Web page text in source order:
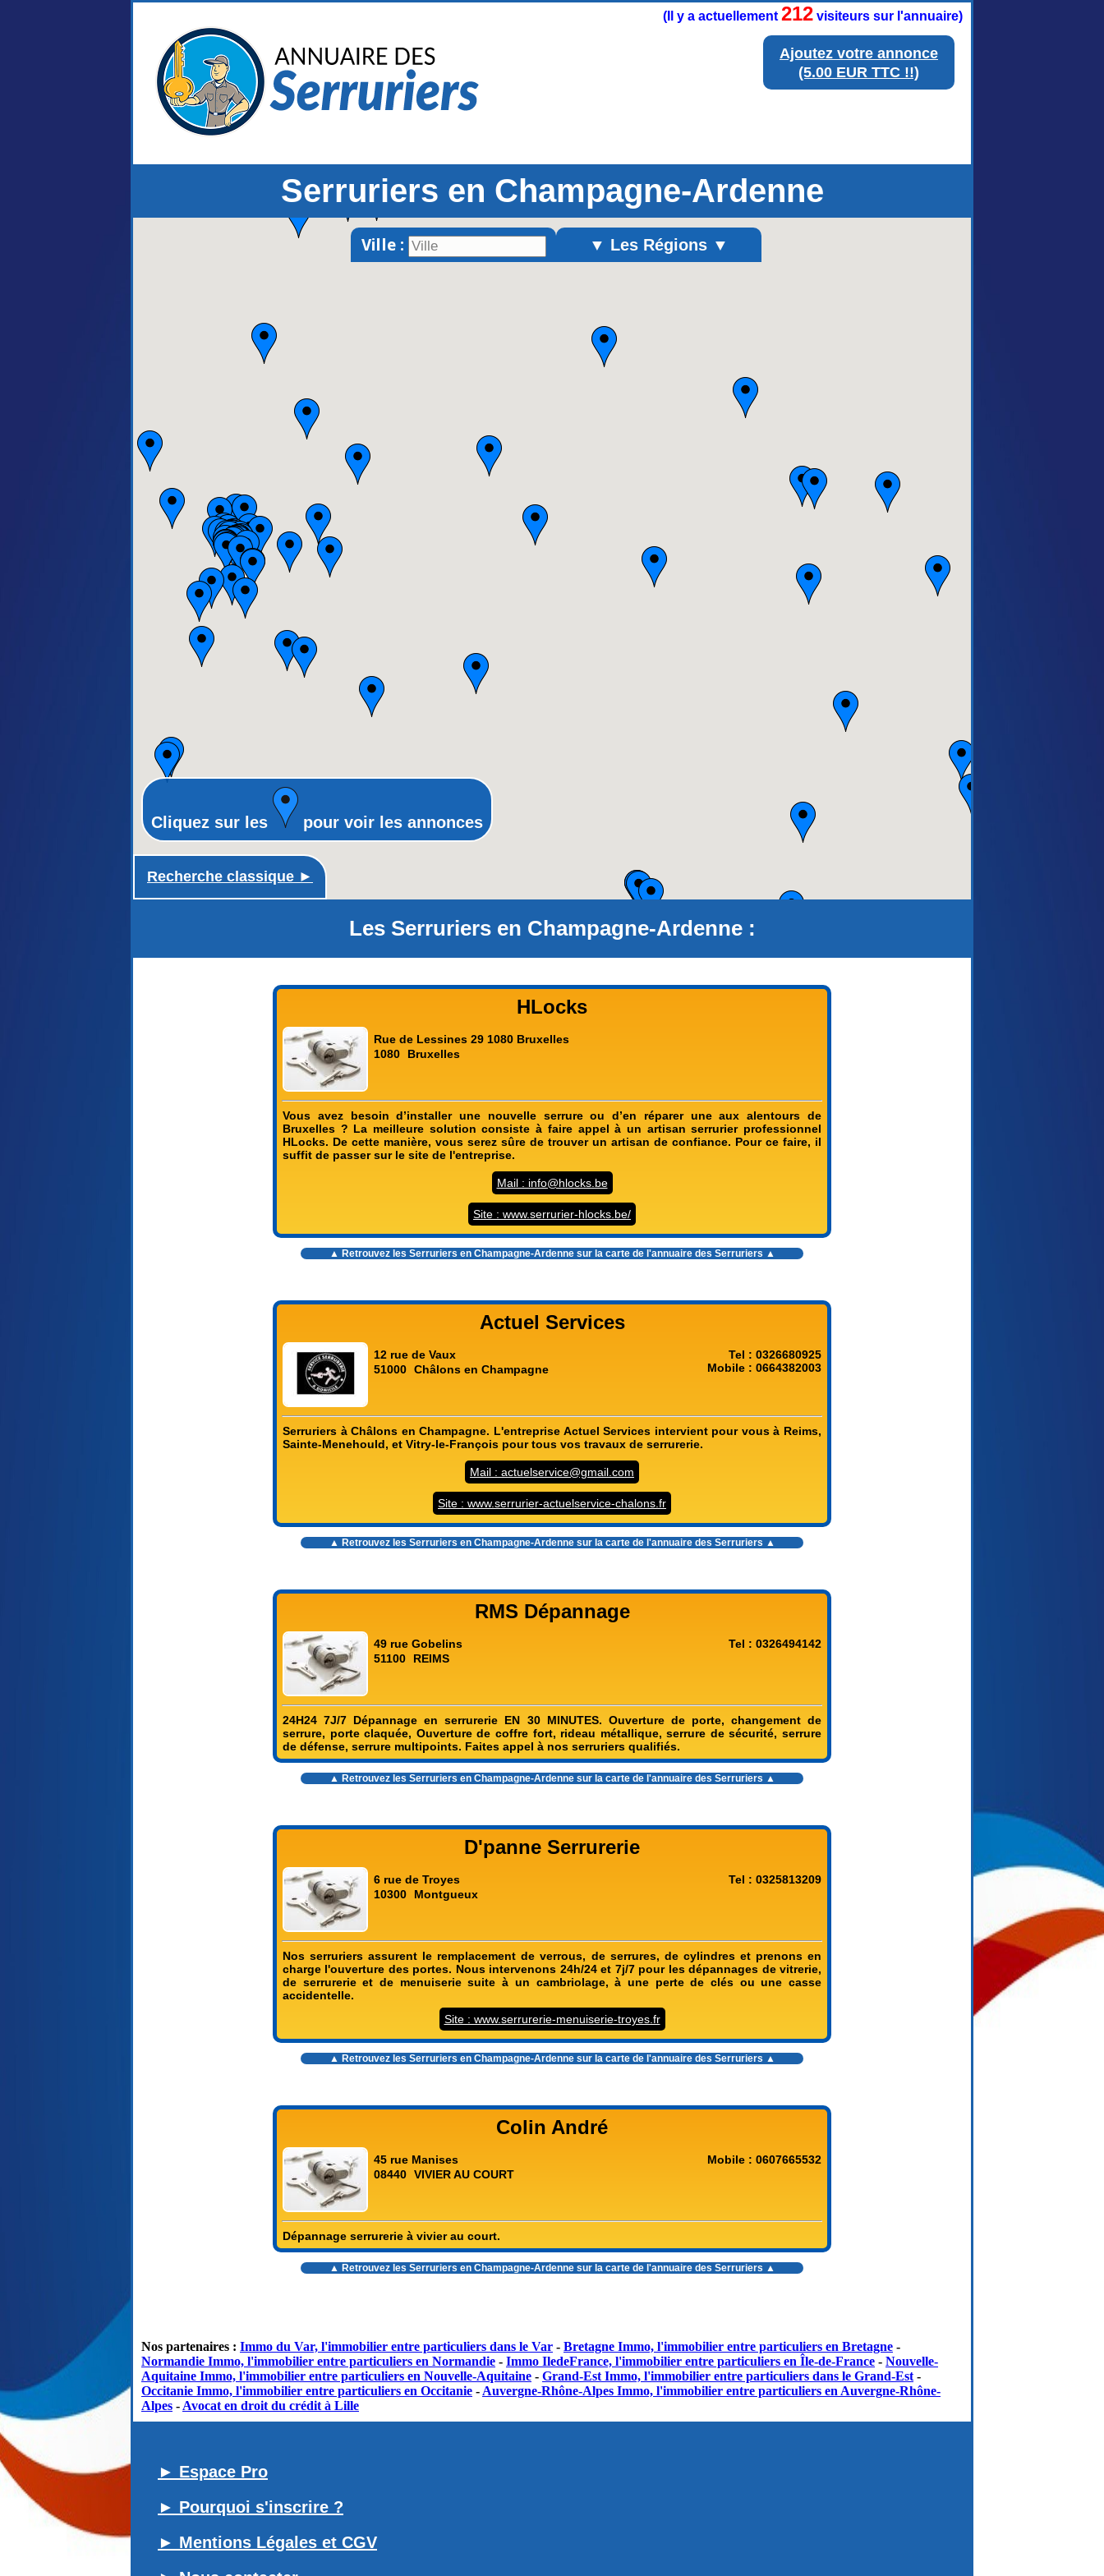
Ajoutez votre annonce
(5.00 EUR TTC !!)
(Il y a actuellement 212 visiteurs sur l'annuaire)
Serruriers en Champagne-Ardenne
Ville : ▼ Les Régions ▼
Basse-Normandie
Languedoc-Roussillon
Limousin
Recherche classique ►
Cliquez sur les pour voir les annonces
Les Serruriers en Champagne-Ardenne :
HLocks
Rue de Lessines 29 1080 Bruxelles
1080
Bruxelles
Vous avez besoin d’installer une nouvelle serrure ou d’en réparer une aux alentours de
Bruxelles ? La meilleure solution consiste à faire appel à un artisan serrurier professionnel
HLocks. De cette manière, vous serez sûre de trouver un artisan de confiance. Pour ce faire, il
suffit de passer sur le site de l'entreprise.
Mail : info@hlocks.be
Site : www.serrurier-hlocks.be/
▲ Retrouvez les Serruriers en Champagne-Ardennesur la carte de l'annuaire des Serruriers ▲
Actuel Services
12 rue de Vaux
51000 Châlons en Champagne
Tel : 0326680925
Mobile : 0664382003
Serruriers à Châlons en Champagne. L'entreprise Actuel Services intervient pour vous à Reims,
Sainte-Menehould, et Vitry-le-François pour tous vos travaux de serrurerie.
Mail : actuelservice@gmail.com
Site : www.serrurier-actuelservice-chalons.fr
▲ Retrouvez les Serruriers en Champagne-Ardennesur la carte de l'annuaire des Serruriers ▲
RMS Dépannage
49 rue Gobelins
51100
REIMS
Tel : 0326494142
24H24 7J/7 Dépannage en serrurerie EN 30 MINUTES. Ouverture de porte, changement de
serrure, porte claquée, Ouverture de coffre fort, rideau métallique, serrure de sécurité, serrure
de défense, serrure multipoints. Faites appel à nos serruriers qualifiés.
▲ Retrouvez les Serruriers en Champagne-Ardennesur la carte de l'annuaire des Serruriers ▲
D'panne Serrurerie
6 rue de Troyes
10300
Montgueux
Tel : 0325813209
Nos serruriers assurent le remplacement de verrous, de serrures, de cylindres et prenons en
charge l'ouverture des portes. Nous intervenons 24h/24 et 7j/7 pour les dépannages de vitrerie,
de serrurerie et de menuiserie suite à un cambriolage, à une perte de clés ou une casse
accidentelle.
Site : www.serrurerie-menuiserie-troyes.fr
▲ Retrouvez les Serruriers en Champagne-Ardennesur la carte de l'annuaire des Serruriers ▲
Colin André
45 rue Manises
08440 VIVIER AU COURT
Mobile : 0607665532
Dépannage serrurerie à vivier au court.
▲ Retrouvez les Serruriers en Champagne-Ardennesur la carte de l'annuaire des Serruriers ▲
Nos partenaires : Immo du Var, l'immobilier entre particuliers dans le Var - Bretagne Immo, l'immobilier entre particuliers en Bretagne -
Normandie Immo, l'immobilier entre particuliers en Normandie - Immo IledeFrance, l'immobilier entre particuliers en Île-de-France - Nouvelle-
Aquitaine Immo, l'immobilier entre particuliers en Nouvelle-Aquitaine - Grand-Est Immo, l'immobilier entre particuliers dans le Grand-Est -
Occitanie Immo, l'immobilier entre particuliers en Occitanie - Auvergne-Rhône-Alpes Immo, l'immobilier entre particuliers en Auvergne-Rhône-
Alpes - Avocat en droit du crédit à Lille
► Espace Pro
► Pourquoi s'inscrire ?
► Mentions Légales et CGV